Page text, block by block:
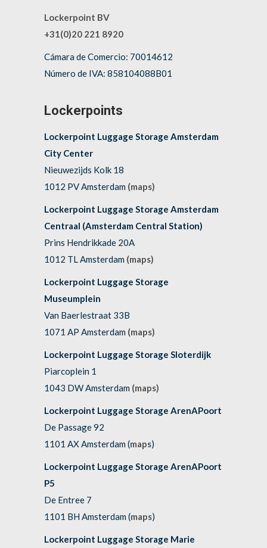
Lockerpoint BV
+31(0)20 221 8920
Cámara de Comercio: 70014612
Número de IVA: 858104088B01
Lockerpoints
Lockerpoint Luggage Storage Amsterdam
City Center
Nieuwezijds Kolk 18
1012 PV Amsterdam (maps)
Lockerpoint Luggage Storage Amsterdam
Centraal (Amsterdam Central Station)
Prins Hendrikkade 20A
1012 TL Amsterdam (maps)
Lockerpoint Luggage Storage
Museumplein
Van Baerlestraat 33B
1071 AP Amsterdam (maps)
Lockerpoint Luggage Storage Sloterdijk
Piarcoplein 1
1043 DW Amsterdam (maps)
Lockerpoint Luggage Storage ArenAPoort
De Passage 92
1101 AX Amsterdam (maps)
Lockerpoint Luggage Storage ArenAPoort
P5
De Entree 7
1101 BH Amsterdam (maps)
Lockerpoint Luggage Storage Marie